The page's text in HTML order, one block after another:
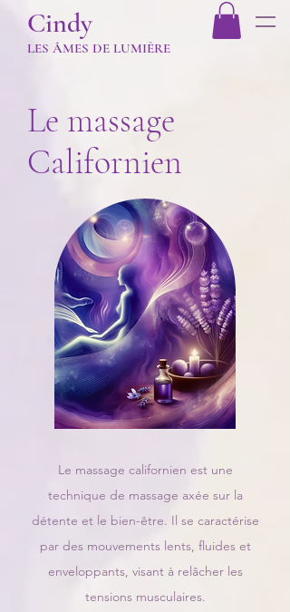
Cindy
LES ÂMES DE LUMIÈRE
Le massage
Californien
Le massage californien est une
technique de massage axée sur la
détente et le bien-être. Il se caractérise
par des mouvements lents, fluides et
enveloppants, visant à relâcher les
tensions musculaires.